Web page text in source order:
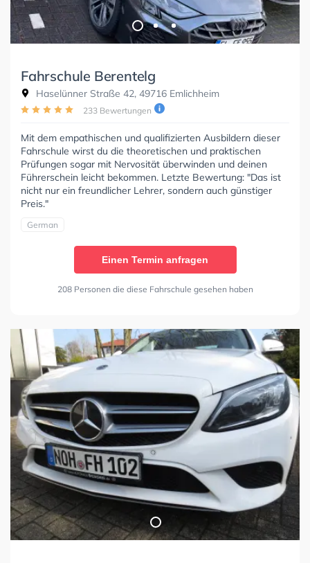
Fahrschule Berentelg
Haselünner Straße 42, 49716 Emlichheim
233 Bewertungen
Mit dem empathischen und qualifizierten Ausbildern dieser
Fahrschule wirst du die theoretischen und praktischen
Prüfungen sogar mit Nervosität überwinden und deinen
Führerschein leicht bekommen. Letzte Bewertung: "Das ist
nicht nur ein freundlicher Lehrer, sondern auch günstiger
Preis."
German
Einen Termin anfragen
208 Personen die diese Fahrschule gesehen haben